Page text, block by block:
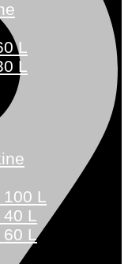
L
L
L
40 L
60 L